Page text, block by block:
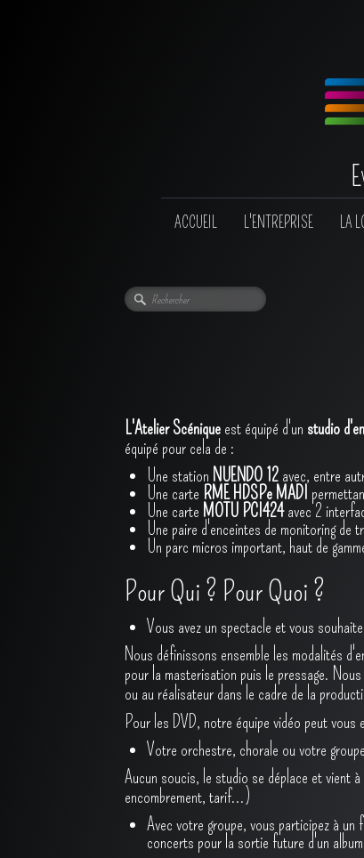
ACCUEIL L'ENTREPRISE LA
L'Atelier Scénique est équipé d'un studio
équipé pour cela de :
Une station NUENDO 12 avec, entre
Une carte RME HDSPe MADI
Une carte MOTU PCI424avec 2
Une paire d'enceintes de monitoring de
Un parc micros important, haut de
Pour Qui ? Pour Quoi ?
Vous avez un spectacle et vous
Nous définissons ensemble les modalités
pour la masterisation puis le pressage.
ou au réalisateur dans le cadre de la
Pour les DVD, notre équipe vidéo peut
Votre orchestre, chorale ou votre
Aucun soucis, le studio se déplace et vient
encombrement, tarif...)
Avec votre groupe, vous participez à
concerts pour la sortie future d'un